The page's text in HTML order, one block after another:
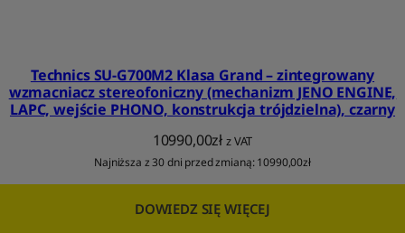
Technics SU-G700M2 Klasa Grand – zintegrowany
wzmacniacz stereofoniczny (mechanizm JENO ENGINE,
LAPC, wejście PHONO, konstrukcja trójdzielna), czarny
10990,00zł z VAT
Najniższa z 30 dni przed zmianą:10990,00zł
DOWIEDZ SIĘ WIĘCEJ